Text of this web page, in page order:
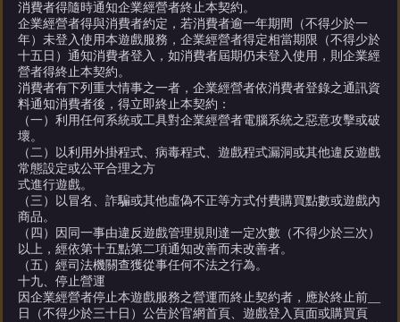
消費者得隨時通知企業經營者終止本契約。
企業經營者得與消費者約定，若消費者逾一年期間（不得少於一
年）未登入使用本遊戲服務，企業經營者得定相當期限（不得少於
十五日）通知消費者登入，如消費者屆期仍未登入使用，則企業經
營者得終止本契約。
消費者有下列重大情事之一者，企業經營者依消費者登錄之通訊資
料通知消費者後，得立即終止本契約：
（一）利用任何系統或工具對企業經營者電腦系統之惡意攻擊或破
壞。
（二）以利用外掛程式、病毒程式、遊戲程式漏洞或其他違反遊戲
常態設定或公平合理之方
式進行遊戲。
（三）以冒名、詐騙或其他虛偽不正等方式付費購買點數或遊戲內
商品。
（四）因同一事由違反遊戲管理規則達一定次數（不得少於三次）
以上，經依第十五點第二項通知改善而未改善者。
（五）經司法機關查獲從事任何不法之行為。
十九、停止營運
因企業經營者停止本遊戲服務之營運而終止契約者，應於終止前__
日（不得少於三十日）公告於官網首頁、遊戲登入頁面或購買頁